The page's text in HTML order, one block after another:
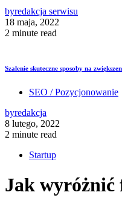
byredakcja serwisu
18 maja, 2022
2 minute read
Szalenie skuteczne sposoby na
SEO / Pozycjonowanie
byredakcja
8 lutego, 2022
2 minute read
Startup
Jak wyróżnić